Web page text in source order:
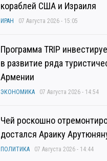
кораблей США и Израиля
ИРАН 07 Августа 2026 - 15:05
Программа TRIP
в развитие ряда
Армении
ЭКОНОМИКА 07 Августа 2026 - 14:54
Чей роскошно
достался Араику
ПОЛИТИКА 07 Августа 2026 - 14:44